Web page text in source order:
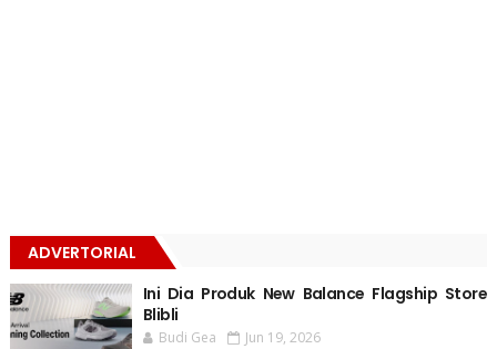
ADVERTORIAL
Ini Dia Produk New Balance Flagship Store
Blibli
Budi Gea Jun 19, 2026